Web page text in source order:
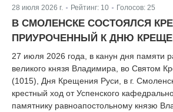
28 июля 2026 г. Рейтинг: 10 Голосов: 25
В СМОЛЕНСКЕ СОСТОЯЛСЯ
ПРИУРОЧЕННЫЙ К ДНЮ
27 июля 2026 года, в канун дня памяти
великого князя Владимира, во Святом
(1015), Дня Крещения Руси, в г.
крестный ход от Успенского
памятнику равноапостольному князю